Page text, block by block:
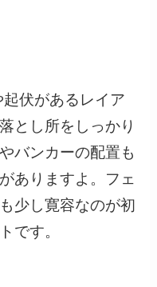
伏があるレイア
とし所をしっかり
バンカーの配置も
ありますよ。フェ
少し寛容なのが初
です。